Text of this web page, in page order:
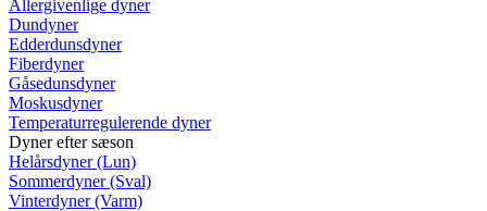
Allergivenlige dyner
Dundyner
Edderdunsdyner
Fiberdyner
Gåsedunsdyner
Moskusdyner
Temperaturregulerende dyner
Dyner efter sæson
Helårsdyner (Lun)
Sommerdyner (Sval)
Vinterdyner (Varm)